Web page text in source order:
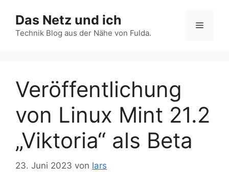
Inhalt
springen
Das Netz und ich
Technik Blog aus der Nähe von Fulda.
Menü
Veröffentlichung
von Linux Mint 21.2
„Viktoria“ als Beta
23. Juni 2023 von lars